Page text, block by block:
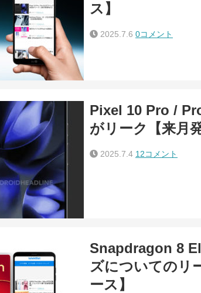
ス】
2025.7.6 0コメント
Pixel 10 Pro /
がリーク【来月
2025.7.4 12コメント
Snapdragon 8
ズについてのリ
ース】